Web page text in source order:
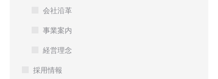
会社沿革
事業案内
経営理念
採用情報